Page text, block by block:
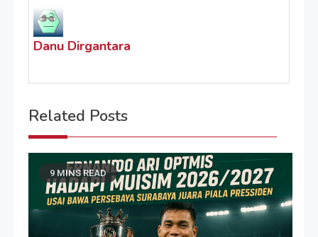
Danu Dirgantara
Related Posts
9 MINS READ